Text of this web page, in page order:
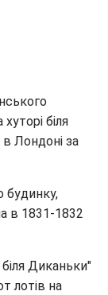
біля
в Лондоні за
будинку,
в 1831-1832
Диканьки"
лотів на